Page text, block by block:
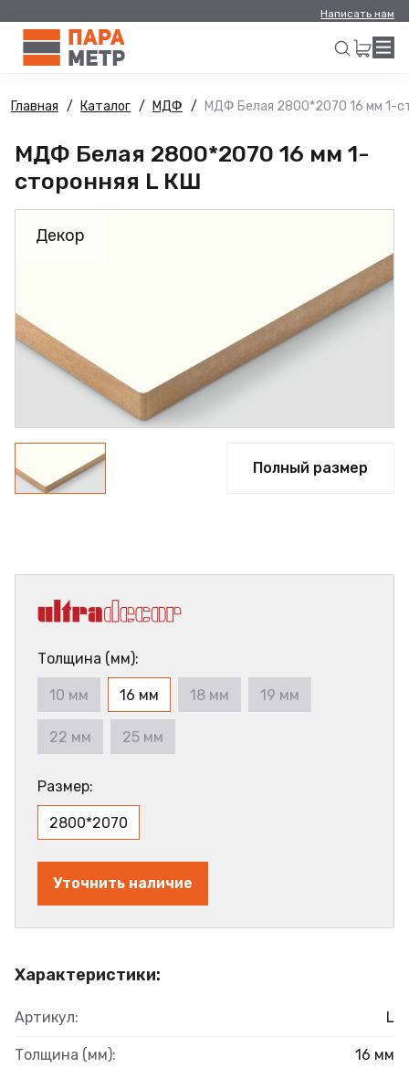
Написать нам
Искать
Главная Каталог МДФ МДФ Белая 2800*2070 16 мм 1-
МДФ Белая 2800*2070 16 мм 1-
сторонняя L КШ
Декор
Полный размер
Характеристики:
Артикул: L
Толщина (мм): 16 мм
Толщина (мм):
10 мм 16 мм 18 мм 19 мм
22 мм 25 мм
Размер:
2800*2070
Уточнить наличие